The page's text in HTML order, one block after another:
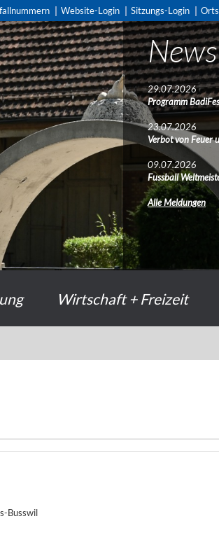
Website-Login Sitzungs-Login
News
29.07.2026
Programm
23.07.2026
Verbot von Feuer
09.07.2026
Fussball
Alle Meldungen
Wirtschaft + Freizeit
Busswil